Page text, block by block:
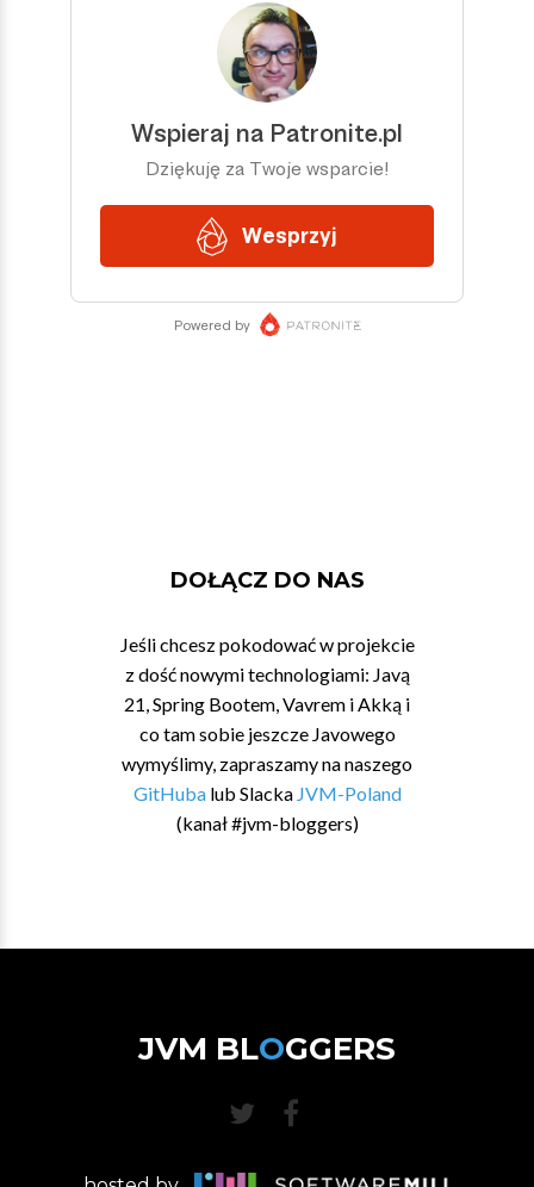
DOŁĄCZ DO NAS
Jeśli chcesz pokodować w projekcie
z dość nowymi technologiami: Javą
21, Spring Bootem, Vavrem i Akką i
co tam sobie jeszcze Javowego
wymyślimy, zapraszamy na naszego
GitHubalub Slacka JVM-Poland
(kanał #jvm-bloggers)
JVM BLOGGERS